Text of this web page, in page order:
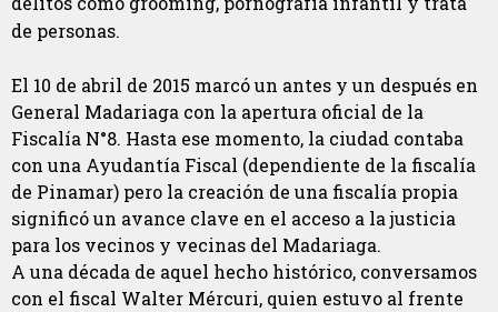
de personas.
El 10 de abril de 2015 marcó un antes y un después en
General Madariaga con la apertura oficial de la
Fiscalía N°8. Hasta ese momento, la ciudad contaba
con una Ayudantía Fiscal (dependiente de la fiscalía
de Pinamar) pero la creación de una fiscalía propia
significó un avance clave en el acceso a la justicia
para los vecinos y vecinas del Madariaga.
A una década de aquel hecho histórico, conversamos
con el fiscal Walter Mércuri, quien estuvo al frente